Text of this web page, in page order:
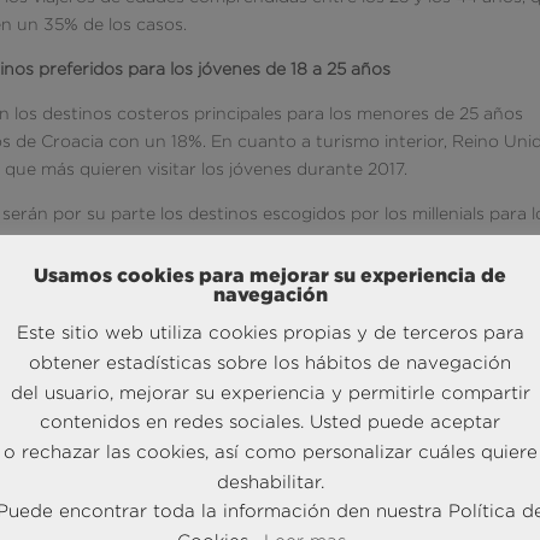
un 35% de los casos.
preferidos para los jóvenes de 18 a 25 años
los destinos costeros principales para los menores de 25 años
de Croacia con un 18%. En cuanto a turismo interior, Reino
más quieren visitar los jóvenes durante 2017.
por su parte los destinos escogidos por los millenials para
de playa mientras catalanes y baleares prefieren salir de
Los andaluces con un 41%, los madrileños con un 35%, y los
las costas españolas, mientras que los catalanes y baleares van
24% respectivamente a destinos europeos, y un 15% y un
se detectan grandes diferencias por edades siendo los
con un 40%, mientras los jóvenes sólo lo hacen en un
Usamos cookies para mejorar su experiencia de
navegación
Este sitio web utiliza cookies propias y de terceros para
obtener estadísticas sobre los hábitos de navegación
del usuario, mejorar su experiencia y permitirle compartir
contenidos en redes sociales. Usted puede aceptar
o rechazar las cookies, así como personalizar cuáles quiere
deshabilitar.
encontrar toda la información den nuestra Política